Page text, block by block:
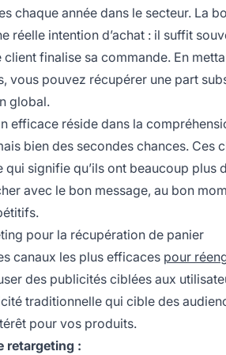
chaque année dans le secteur. La
réelle intention d’achat : il suffit
client finalise sa commande. En
vous pouvez récupérer une part
global.
efficace réside dans la
bien des secondes chances.
qui signifie qu’ils ont beaucoup plus
avec le bon message, au bon
pour la récupération de panier
canaux les plus efficaces pour
des publicités ciblées aux
traditionnelle qui cible des
pour vos produits.
retargeting :